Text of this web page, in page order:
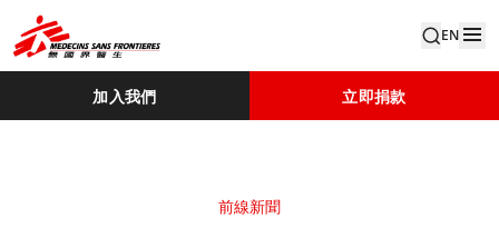
EN
加入我們 立即捐款
前線新聞